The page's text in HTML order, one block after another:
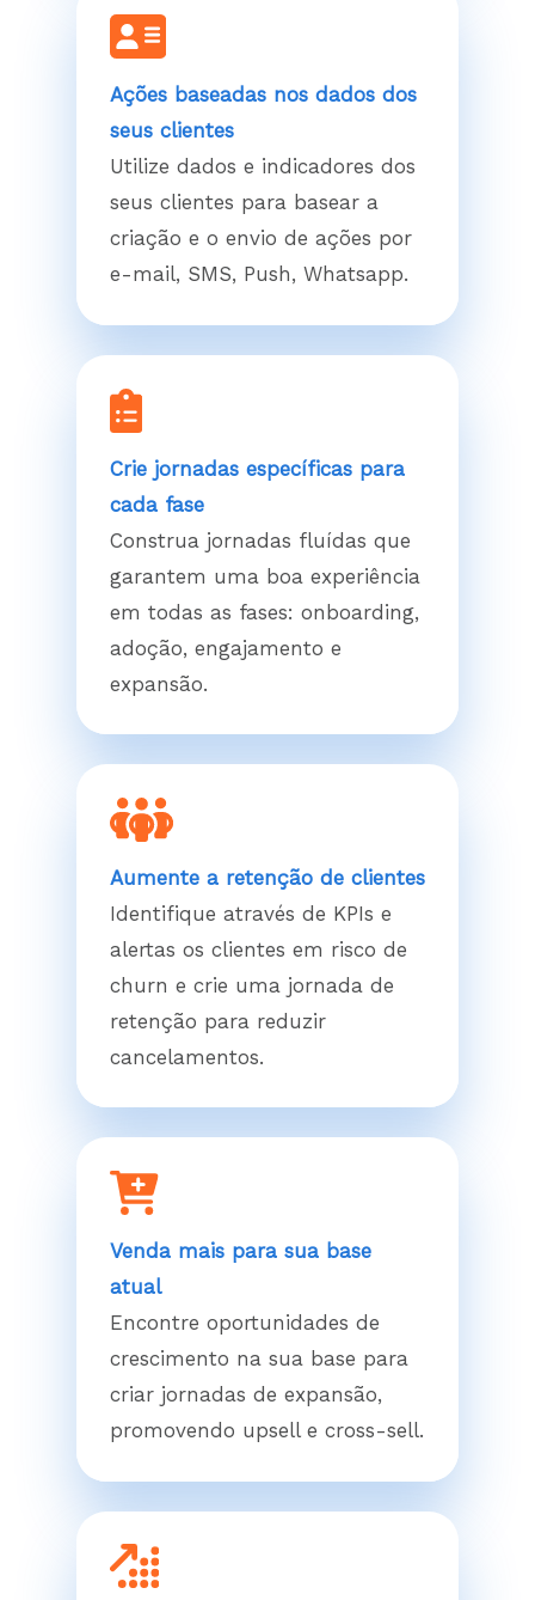
Ações baseadas nos dados dos
seus clientes
Utilize dados e indicadores dos
seus clientes para basear a
criação e o envio de ações por
e-mail, SMS, Push, Whatsapp.
Crie jornadas específicas para
cada fase
Construa jornadas fluídas que
garantem uma boa experiência
em todas as fases: onboarding,
adoção, engajamento e
expansão.
Aumente a retenção de clientes
Identifique através de KPIs e
alertas os clientes em risco de
churn e crie uma jornada de
retenção para reduzir
cancelamentos.
Venda mais para sua base
atual
Encontre oportunidades de
crescimento na sua base para
criar jornadas de expansão,
promovendo upsell e cross-sell.